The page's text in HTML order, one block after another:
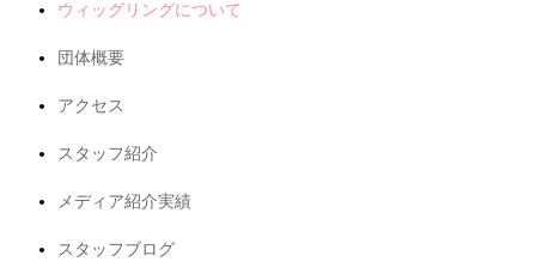
ウィッグリングについて
団体概要
アクセス
スタッフ紹介
メディア紹介実績
スタッフブログ